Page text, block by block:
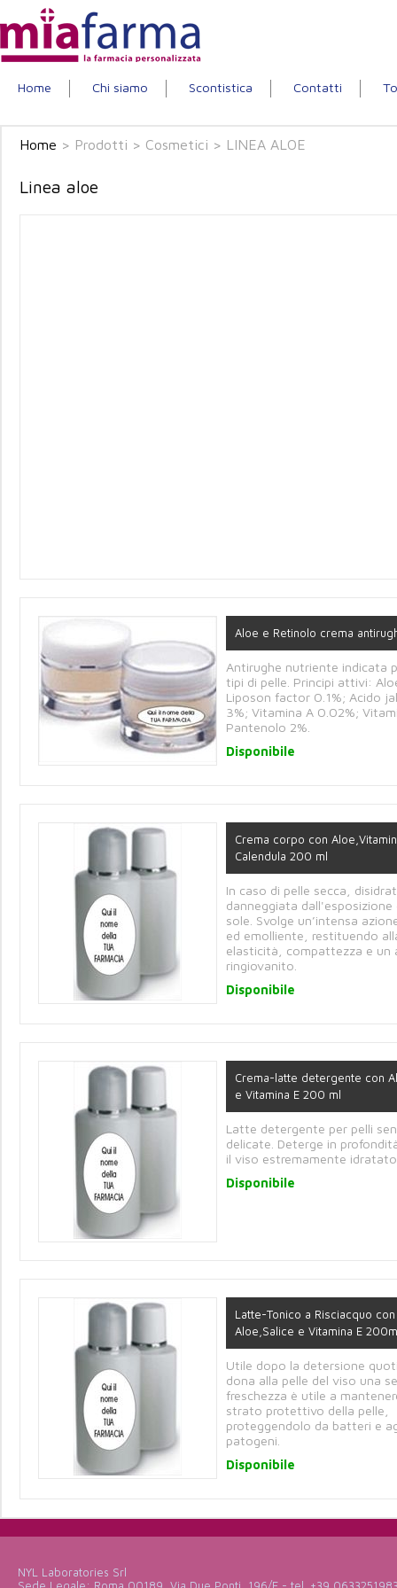
Home Chi siamo Scontistica Contatti
Home > Prodotti > Cosmetici > LINEA ALOE
Linea aloe
Aloe e Retinolo crema
Antirughe nutriente indicata
tipi di pelle. Principi attivi:
Liposon factor 0.1%; Acido
3%; Vitamina A 0.02%;
Pantenolo 2%.
Disponibile
Crema corpo con
Calendula 200 ml
In caso di pelle secca,
danneggiata dall'esposizione
sole. Svolge un’intensa
ed emolliente, restituendo
elasticità, compattezza e un
ringiovanito.
Disponibile
Crema-latte detergente con
e Vitamina E 200 ml
Latte detergente per pelli
delicate. Deterge in
il viso estremamente
Disponibile
Latte-Tonico a Risciacquo con
Aloe,Salice e Vitamina E
Utile dopo la detersione
dona alla pelle del viso una
freschezza è utile a
strato protettivo della pelle,
proteggendolo da batteri e
patogeni.
Disponibile
NYL Laboratories Srl